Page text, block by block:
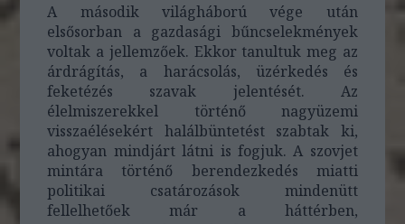
A második világháború vége után
elsősorban a gazdasági bűncselekmények
voltak a jellemzőek. Ekkor tanultuk meg az
árdrágítás, a harácsolás, üzérkedés és
feketézés szavak jelentését. Az
élelmiszerekkel történő nagyüzemi
visszaélésekért halálbüntetést szabtak ki,
ahogyan mindjárt látni is fogjuk. A szovjet
mintára történő berendezkedés miatti
politikai csatározások mindenütt
fellelhetőek már a háttérben,